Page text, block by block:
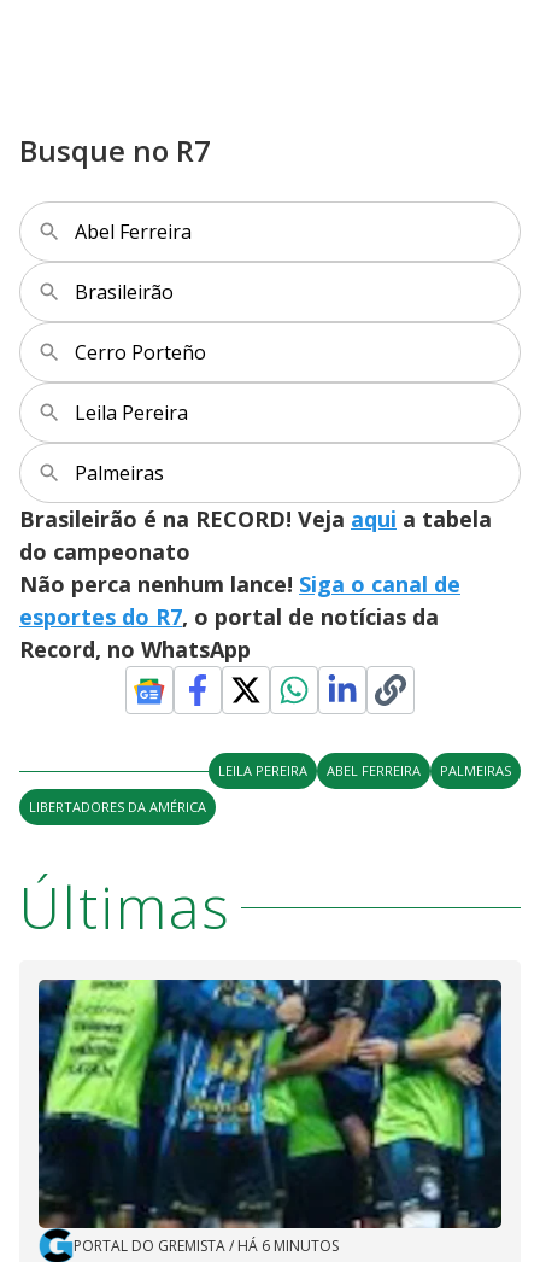
Busque no R7
Abel Ferreira
Brasileirão
Cerro Porteño
Leila Pereira
Palmeiras
Brasileirão é na RECORD! Veja aqui a tabela
do campeonato
Não perca nenhum lance! Siga o canal de
esportes do R7, o portal de notícias da
Record, no WhatsApp
LEILA PEREIRA ABEL FERREIRA
PALMEIRAS
LIBERTADORES DA AMÉRICA
Últimas
PORTAL DO GREMISTA/ HÁ 6 MINUTOS